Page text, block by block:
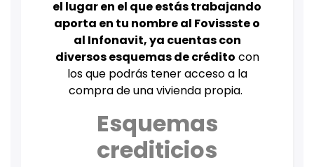
el lugar en el que estás trabajando
aporta en tu nombre al Fovissste o
al Infonavit, ya cuentas con
diversos esquemas de crédito con
los que podrás tener acceso a la
compra de una vivienda propia.
Esquemas
crediticios